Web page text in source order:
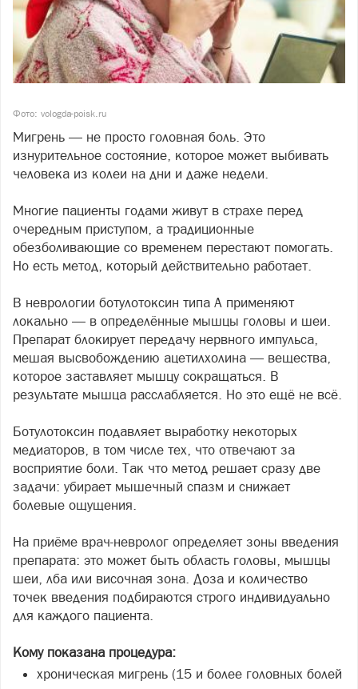
Фото: vologda-poisk.ru
Мигрень — не просто головная боль. Это
изнурительное состояние, которое может выбивать
человека из колеи на дни и даже недели.
Многие пациенты годами живут в страхе перед
очередным приступом, а традиционные
обезболивающие со временем перестают помогать.
Но есть метод, который действительно работает.
В неврологии ботулотоксин типа А применяют
локально — в определённые мышцы головы и шеи.
Препарат блокирует передачу нервного импульса,
мешая высвобождению ацетилхолина — вещества,
которое заставляет мышцу сокращаться. В
результате мышца расслабляется. Но это ещё не всё.
Ботулотоксин подавляет выработку некоторых
медиаторов, в том числе тех, что отвечают за
восприятие боли. Так что метод решает сразу две
задачи: убирает мышечный спазм и снижает
болевые ощущения.
На приёме врач-невролог определяет зоны введения
препарата: это может быть область головы, мышцы
шеи, лба или височная зона. Доза и количество
точек введения подбираются строго индивидуально
для каждого пациента.
Кому показана процедура:
хроническая мигрень (15 и более головных болей